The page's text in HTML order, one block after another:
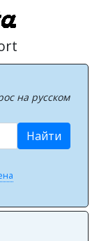
на русском
Найти